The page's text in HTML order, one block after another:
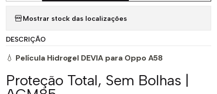
Mostrar stock das localizações
DESCRIÇÃO
💧 Película Hidrogel DEVIA para Oppo A58
Proteção Total, Sem Bolhas |